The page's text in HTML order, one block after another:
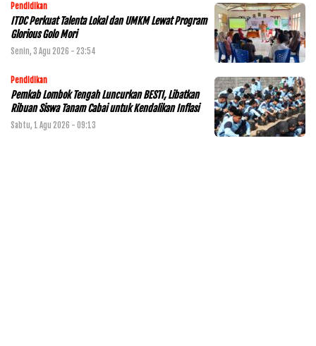
Pendidikan
ITDC Perkuat Talenta Lokal dan UMKM Lewat Program
Glorious Golo Mori
Senin, 3 Agu 2026 - 23:54
Pendidikan
Pemkab Lombok Tengah Luncurkan BESTI, Libatkan
Ribuan Siswa Tanam Cabai untuk Kendalikan Inflasi
Sabtu, 1 Agu 2026 - 09:13